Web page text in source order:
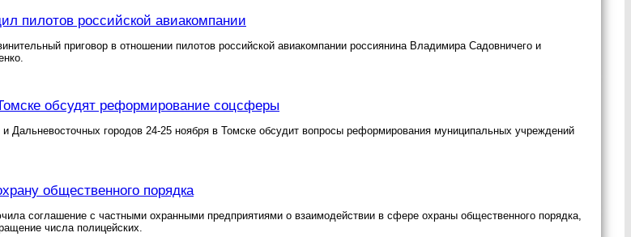
пилотов российской авиакомпании
приговор в отношении пилотов российской авиакомпании россиянина Владимира Садовничего и
обсудят реформирование соцсферы
Дальневосточных городов 24-25 ноября в Томске обсудит вопросы реформирования муниципальных учреждений
общественного порядка
соглашение с частными охранными предприятиями о взаимодействии в сфере охраны общественного порядка,
числа полицейских.